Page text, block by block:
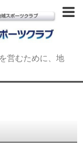
営むために、地